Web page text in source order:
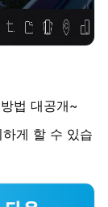
법 대공개~
게 할 수 있습